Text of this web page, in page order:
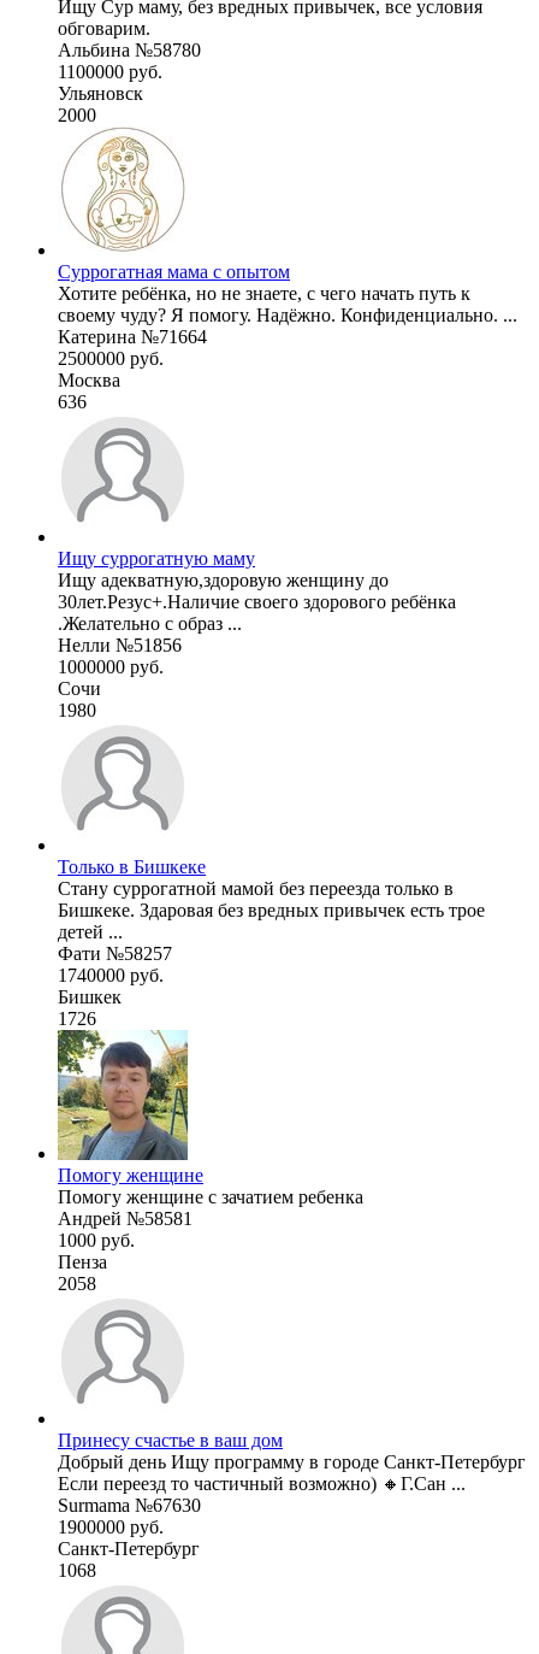
Ищу Сур маму, без вредных привычек, все условия
обговарим.
Альбина №58780
1100000 руб.
Ульяновск
2000
Суррогатная мама с опытом
Хотите ребёнка, но не знаете, с чего начать путь к
своему чуду? Я помогу. Надёжно. Конфиденциально. ...
Катерина №71664
2500000 руб.
Москва
636
Ищу суррогатную маму
Ищу адекватную,здоровую женщину до
30лет.Резус+.Наличие своего здорового ребёнка
.Желательно с образ ...
Нелли №51856
1000000 руб.
Сочи
1980
Только в Бишкеке
Стану суррогатной мамой без переезда только в
Бишкеке. Здаровая без вредных привычек есть трое
детей ...
Фати №58257
1740000 руб.
Бишкек
1726
Помогу женщине
Помогу женщине с зачатием ребенка
Андрей №58581
1000 руб.
Пенза
2058
Принесу счастье в ваш дом
Добрый день Ищу программу в городе Санкт-Петербург
Если переезд то частичный возможно) 🔸Г.Сан ...
Surmama №67630
1900000 руб.
Санкт-Петербург
1068